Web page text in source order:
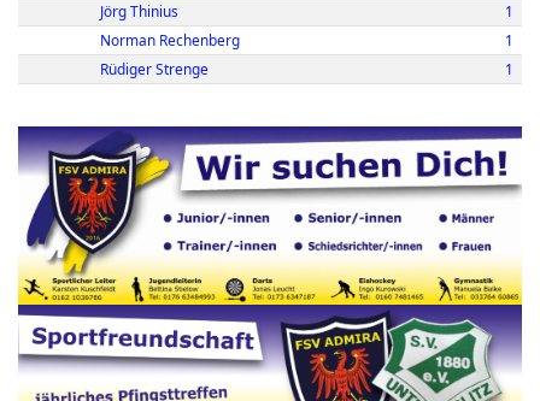
Jörg Thinius
1
Norman Rechenberg
1
Rüdiger Strenge
1